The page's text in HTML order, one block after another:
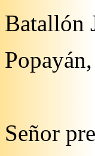
Batallón
Señor